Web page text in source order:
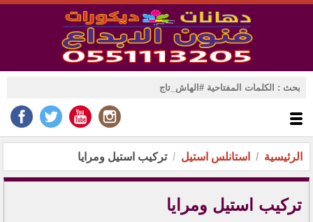
الرئيسية استانلس استيل تركيب استيل ومرايا
تركيب استيل ومرايا